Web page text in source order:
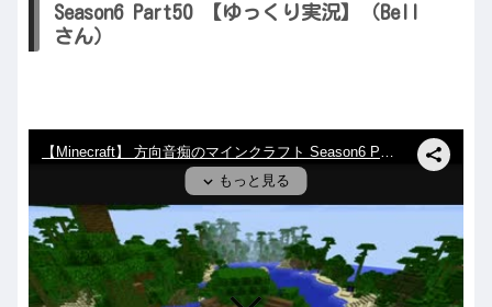
Season6 Part50 【ゆっくり実況】（Bell
さん）